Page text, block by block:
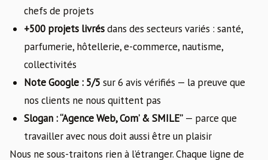
chefs de projets
+500 projets livrésdans des secteurs variés : santé,
parfumerie, hôtellerie, e-commerce, nautisme,
collectivités
Note Google : 5/5 sur 6 avis vérifiés — la preuve que
nos clients ne nous quittent pas
Slogan : “Agence Web, Com’ & SMILE” — parce que
travailler avec nous doit aussi être un plaisir
Nous ne sous-traitons rien à l’étranger. Chaque ligne de